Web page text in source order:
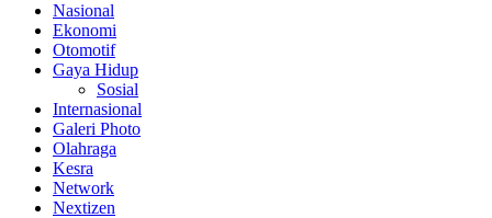
Nasional
Ekonomi
Otomotif
Gaya Hidup
Sosial
Internasional
Galeri Photo
Olahraga
Kesra
Network
Nextizen